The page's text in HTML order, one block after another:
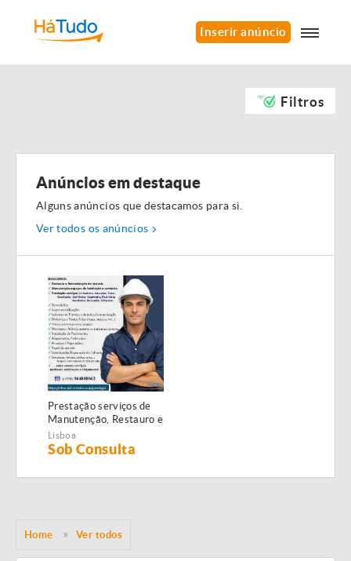
Inserir anúncio
Filtros
Anúncios em destaque
Alguns anúncios que destacamos para si.
Ver todos os anúncios
Prestação serviços de
Manutenção, Restauro e
Remodelação de
imóveis!
Lisboa
Sob Consulta
Home Ver todos